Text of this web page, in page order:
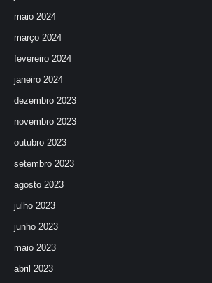
maio 2024
março 2024
fevereiro 2024
janeiro 2024
dezembro 2023
novembro 2023
outubro 2023
setembro 2023
agosto 2023
julho 2023
junho 2023
maio 2023
abril 2023